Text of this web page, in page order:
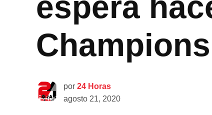
Champions
por 24 Horas
agosto 21, 2020